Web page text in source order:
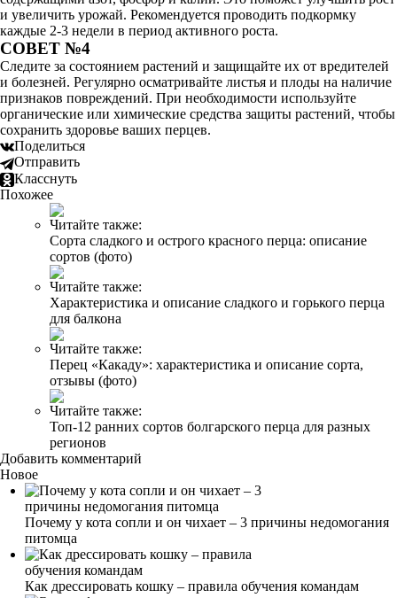
и увеличить урожай. Рекомендуется проводить подкормку
каждые 2-3 недели в период активного роста.
СОВЕТ №4
Следите за состоянием растений и защищайте их от вредителей
и болезней. Регулярно осматривайте листья и плоды на наличие
признаков повреждений. При необходимости используйте
органические или химические средства защиты растений, чтобы
сохранить здоровье ваших перцев.
Поделиться
Отправить
Класснуть
Похожее
Читайте также:
Сорта сладкого и острого красного перца: описание
сортов (фото)
Читайте также:
Характеристика и описание сладкого и горького перца
для балкона
Читайте также:
Перец «Какаду»: характеристика и описание сорта,
отзывы (фото)
Читайте также:
Топ-12 ранних сортов болгарского перца для разных
регионов
Добавить комментарий
Новое
Почему у кота сопли и он чихает – 3 причины недомогания
питомца
Как дрессировать кошку – правила обучения командам